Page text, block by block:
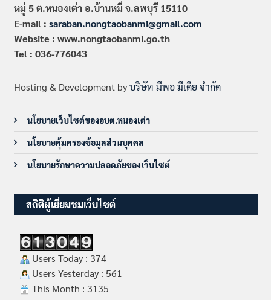
หมู่ 5 ต.หนองเต่า อ.บ้านหมี่ จ.ลพบุรี 15110
E-mail : saraban.nongtaobanmi@gmail.com
Website : www.nongtaobanmi.go.th
Tel : 036-776043
Hosting & Development byบริษัท มีพอ มีเดีย จำกัด
นโยบายเว็บไซต์ของอบต.หนองเต่า
นโยบายคุ้มครองข้อมูลส่วนบุคคล
นโยบายรักษาความปลอดภัยของเว็บไซต์
สถิติผู้เยี่ยมชมเว็บไซต์
Users Today : 374
Users Yesterday : 561
This Month : 3135